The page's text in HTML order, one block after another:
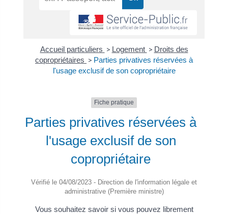
Accueil particuliers > Logement > Droits des
copropriétaires > Parties privatives réservées à
l'usage exclusif de son copropriétaire
Fiche pratique
Parties privatives réservées à
l'usage exclusif de son
copropriétaire
Vérifié le 04/08/2023 - Direction de l'information légale et
administrative (Première ministre)
Vous souhaitez savoir si vous pouvez librement